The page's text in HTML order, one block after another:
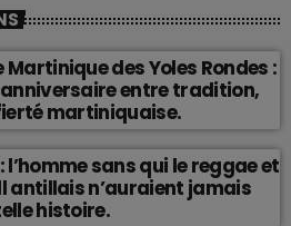
Martinique des Yoles Rondes :
entre tradition,
martiniquaise.
l’homme sans qui le reggae et
antillais n’auraient jamais
histoire.